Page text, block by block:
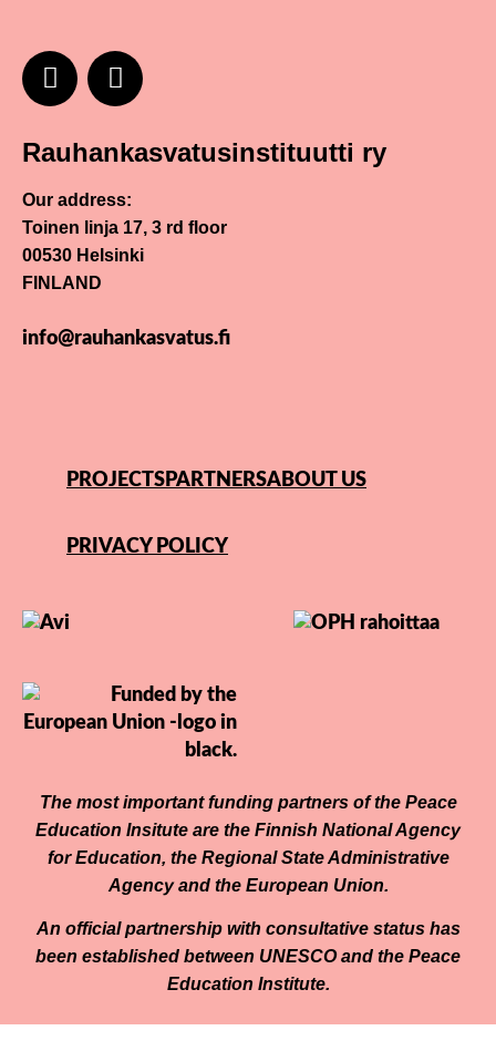
Rauhankasvatusinstituutti ry
Our address:
Toinen linja 17, 3 rd floor
00530 Helsinki
FINLAND
info@rauhankasvatus.fi
PROJECTS PARTNERSABOUT US
PRIVACY POLICY
The most important funding partners of the Peace
Education Insitute are the Finnish National Agency
for Education, the Regional State Administrative
Agency and the European Union.
An official partnership with consultative status has
been established between UNESCO and the Peace
Education Institute.